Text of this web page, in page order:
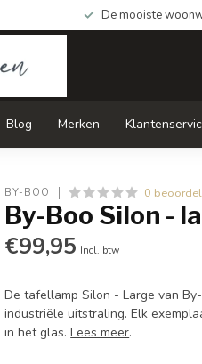
De mooiste
Blog Merken
BY-BOO 0
By-Boo Silon -
€99,95 Incl. btw
De tafellamp Silon - Large van
industriële uitstraling. Elk
in het glas.Lees meer.